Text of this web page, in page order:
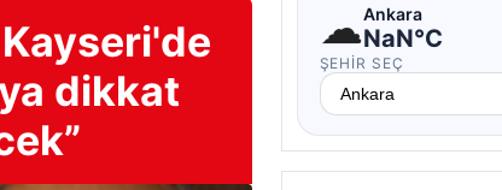
dikkat
☁Ankara
NaN°C
ŞEHIR SEÇ